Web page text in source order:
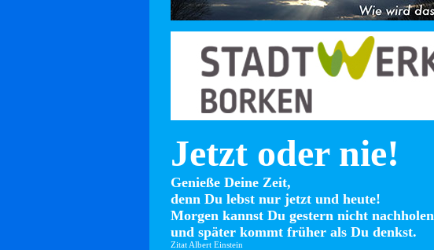
Jetzt oder nie!
Genieße Deine Zeit,
denn Du lebst nur jetzt und heute!
Morgen kannst Du gestern nicht nachholen
und später kommt früher als Du denkst.
Zitat Albert Einstein